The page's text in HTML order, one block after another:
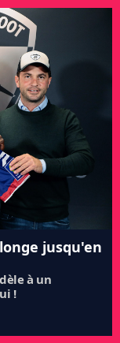
jusqu'en
à un
!